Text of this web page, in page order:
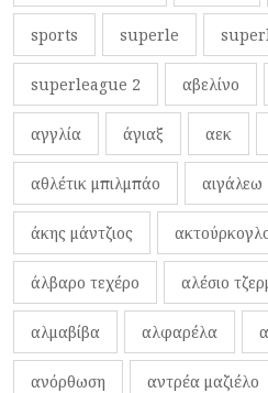
sports superle
superleague 2 αβελίνο
αγγλία άγιαξ αεκ
αθλέτικ μπιλμπάο αιγάλεω
άκης μάντζιος
άλβαρο τεχέρο αλέσιο
αλμαβίβα αλφαρέλα
ανόρθωση αντρέα μαζιέλο